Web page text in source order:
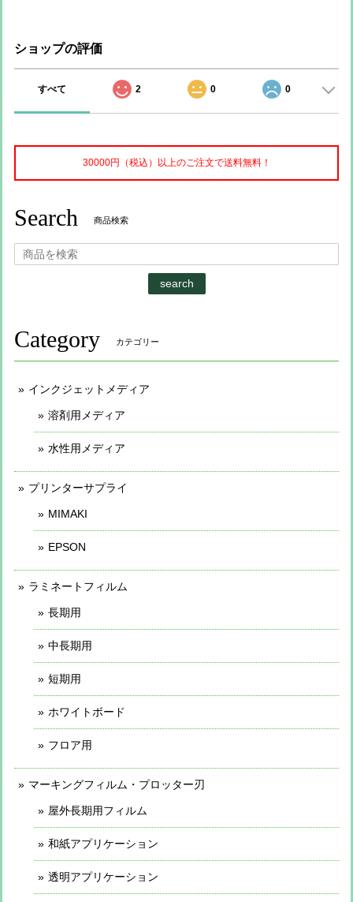
ショップの評価
すべて 2 0 0
30000円（税込）以上のご注文で送料無料！
Search 商品検索
search
Category カテゴリー
インクジェットメディア
溶剤用メディア
水性用メディア
プリンターサプライ
MIMAKI
EPSON
ラミネートフィルム
長期用
中長期用
短期用
ホワイトボード
フロア用
マーキングフィルム・プロッター刃
屋外長期用フィルム
和紙アプリケーション
透明アプリケーション